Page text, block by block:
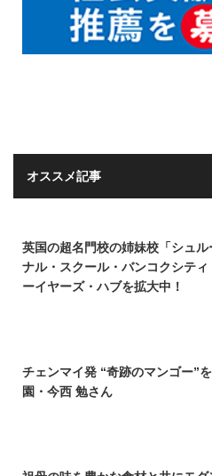
オススメ記事
英国の超名門校の姉妹校「シュ
ナル・スクール・バンコクシテ
ーイヤーズ・ハブを拡大中！
チェンマイ発 “奇跡のマンゴー”
園・今西 勉さん